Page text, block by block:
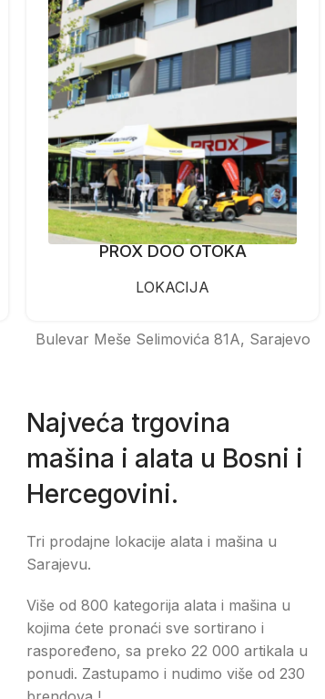
PROX DOO OTOKA
LOKACIJA
Bulevar Meše Selimovića 81A, Sarajevo
Najveća trgovina
mašina i alata u Bosni i
Hercegovini.
Tri prodajne lokacije alata i mašina u
Sarajevu.
Više od 800 kategorija alata i mašina u
kojima ćete pronaći sve sortirano i
raspoređeno, sa preko 22 000 artikala u
ponudi. Zastupamo i nudimo više od 230